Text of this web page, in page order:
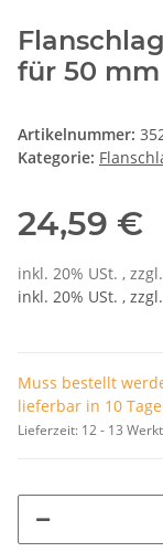
für 50
Artikelnummer:
Kategorie:
24,59 €
inkl. 20% USt. , zzgl.
inkl. 20% USt. , zzgl.
Muss bestellt
lieferbar in 10
Lieferzeit: 12 - 13